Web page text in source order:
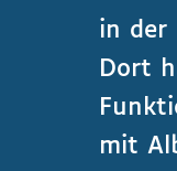
in der
Dort
mit